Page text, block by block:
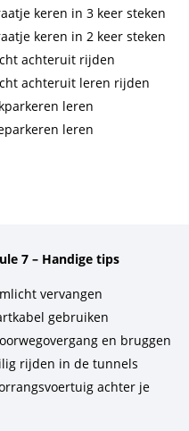
keren in 3 keer steken
keren in 2 keer steken
achteruit rijden
achteruit leren rijden
leren
leren
7 – Handige tips
vervangen
gebruiken
en bruggen
rijden in de tunnels
achter je